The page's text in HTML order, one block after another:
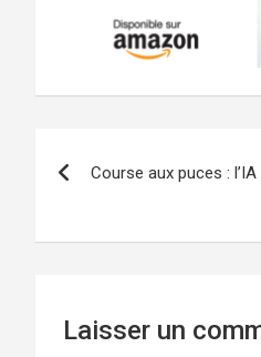
de
l’article
Course aux puces :
Laisser un